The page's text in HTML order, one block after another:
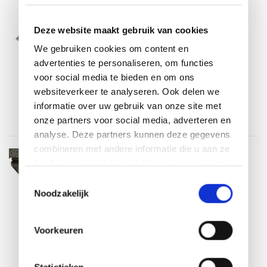
Deze website maakt gebruik van cookies
We gebruiken cookies om content en
advertenties te personaliseren, om functies
voor social media te bieden en om ons
websiteverkeer te analyseren. Ook delen we
informatie over uw gebruik van onze site met
onze partners voor social media, adverteren en
analyse. Deze partners kunnen deze gegevens
combineren met andere informatie die u aan ze
Noodzakelijk
Voorkeuren
Op voorraad
€599,00 €539,00
4 Seasons Outdoor
Wielen parasolvoet 90 en 125 kg (set
Binnen 3-5 werkdagen thuisbezorgd.